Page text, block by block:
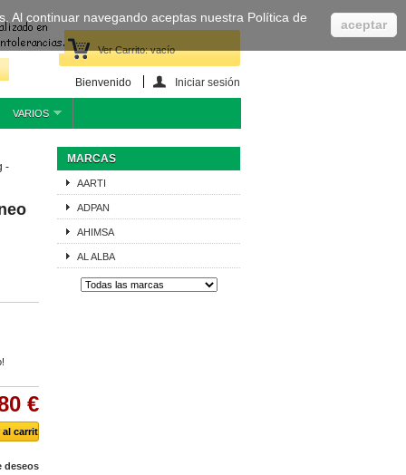
Ver Carrito:vacío
Bienvenido Iniciar sesión
VARIOS
-
€
deseos
MARCAS
AARTI
ADPAN
AHIMSA
AL ALBA
Al continuar navegando aceptas nuestra Política de
aceptar